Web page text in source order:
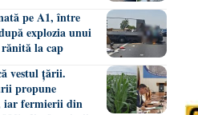
pe A1, între
explozia unui
la cap
vestul țării.
propune
iar fermierii din